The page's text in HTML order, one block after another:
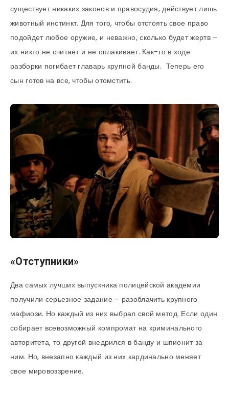
существует никаких законов и правосудия, действует лишь
животный инстинкт. Для того, чтобы отстоять свое право
подойдет любое оружие, и неважно, сколько будет жертв –
их никто не считает и не оплакивает. Как-то в ходе
разборки погибает главарь крупной банды. Теперь его
сын готов на все, чтобы отомстить.
«Отступники»
Два самых лучших выпускника полицейской академии
получили серьезное задание – разоблачить крупного
мафиози. Но каждый из них выбрал свой метод. Если один
собирает всевозможный компромат на криминального
авторитета, то другой внедрился в банду и шпионит за
ним. Но, внезапно каждый из них кардинально меняет
свое мировоззрение.